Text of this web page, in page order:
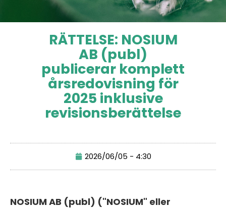
RÄTTELSE: NOSIUM
AB (publ)
publicerar komplett
årsredovisning för
2025 inklusive
revisionsberättelse
2026/06/05 - 4:30
NOSIUM AB (publ) ("NOSIUM" eller